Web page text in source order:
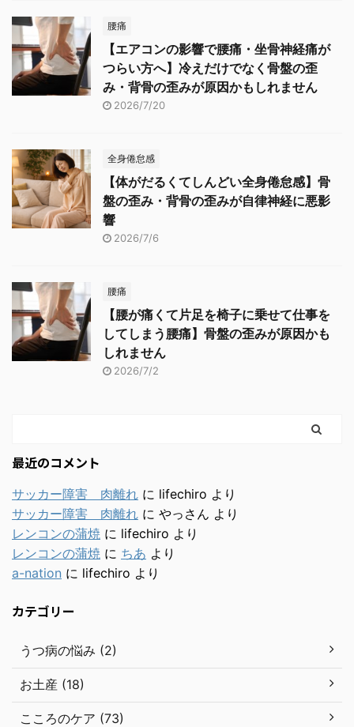
腰痛
【エアコンの影響で腰痛・坐骨神経痛が
つらい方へ】冷えだけでなく骨盤の歪
み・背骨の歪みが原因かもしれません
2026/7/20
全身倦怠感
【体がだるくてしんどい全身倦怠感】骨
盤の歪み・背骨の歪みが自律神経に悪影
響
2026/7/6
腰痛
【腰が痛くて片足を椅子に乗せて仕事を
してしまう腰痛】骨盤の歪みが原因かも
しれません
2026/7/2
最近のコメント
サッカー障害 肉離れ に lifechiro より
サッカー障害 肉離れ に やっさん より
レンコンの蒲焼 に lifechiro より
レンコンの蒲焼 に ちあ より
a-nation に lifechiro より
カテゴリー
うつ病の悩み (2)
お土産 (18)
こころのケア (73)